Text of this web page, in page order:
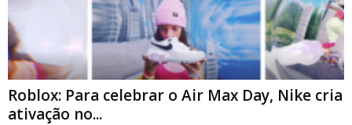
Roblox: Para celebrar o Air Max Day, Nike cria
ativação no...